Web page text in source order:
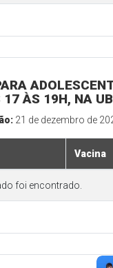
17 ÀS 19H, NA
21 de dezembro de
Vacina
foi encontrado.